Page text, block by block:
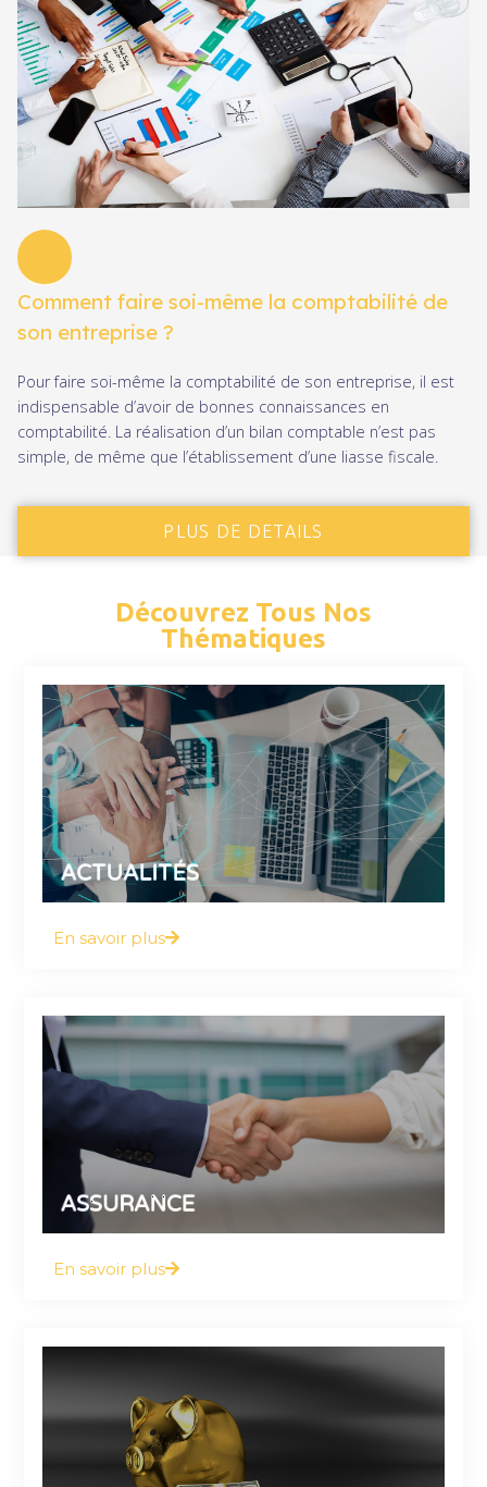
Comment faire soi-même la comptabilité de
son entreprise ?
Pour faire soi-même la comptabilité de son entreprise, il est
indispensable d’avoir de bonnes connaissances en
comptabilité. La réalisation d’un bilan comptable n’est pas
simple, de même que l’établissement d’une liasse fiscale.
PLUS DE DETAILS
Découvrez Tous Nos
Thématiques
ACTUALITÉS
Vous y trouverez tout ce que vous devez
savoir à ce sujet
En savoir plus
ASSURANCE
Vous y trouverez tout ce que vous devez
savoir à ce sujet
En savoir plus
Vous y trouverez tout ce que vous devez
savoir à ce sujet